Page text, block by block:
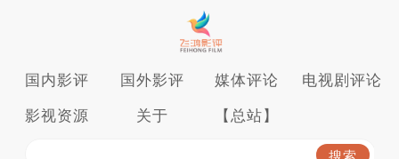
国内影评 国外影评 媒体评论 电视剧评论
影视资源 关于 【总站】